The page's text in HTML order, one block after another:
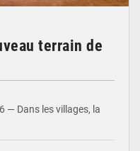
terrain de
— Dans les villages, la